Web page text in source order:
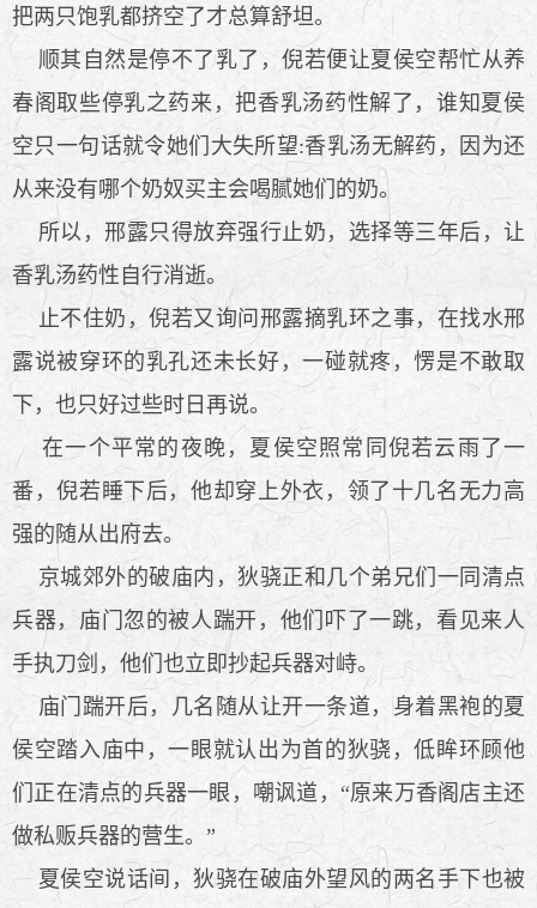
把两只饱乳都挤空了才总算舒坦。
顺其自然是停不了乳了，倪若便让夏侯空帮忙从养
春阁取些停乳之药来，把香乳汤药性解了，谁知夏侯
空只一句话就令她们大失所望:香乳汤无解药，因为还
从来没有哪个奶奴买主会喝腻她们的奶。
所以，邢露只得放弃强行止奶，选择等三年后，让
香乳汤药性自行消逝。
止不住奶，倪若又询问邢露摘乳环之事，在找水邢
露说被穿环的乳孔还未长好，一碰就疼，愣是不敢取
下，也只好过些时日再说。
在一个平常的夜晚，夏侯空照常同倪若云雨了一
番，倪若睡下后，他却穿上外衣，领了十几名无力高
强的随从出府去。
京城郊外的破庙内，狄骁正和几个弟兄们一同清点
兵器，庙门忽的被人踹开，他们吓了一跳，看见来人
手执刀剑，他们也立即抄起兵器对峙。
庙门踹开后，几名随从让开一条道，身着黑袍的夏
侯空踏入庙中，一眼就认出为首的狄骁，低眸环顾他
们正在清点的兵器一眼，嘲讽道，“原来万香阁店主还
做私贩兵器的营生。”
夏侯空说话间，狄骁在破庙外望风的两名手下也被